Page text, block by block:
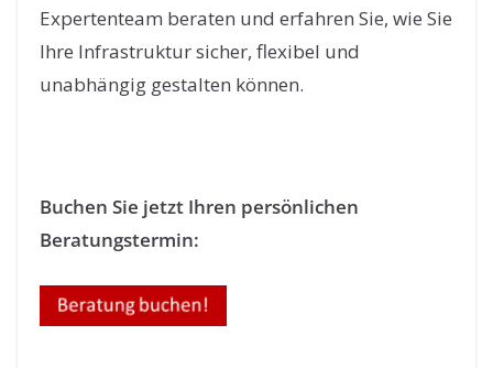
Expertenteam beraten und erfahren Sie, wie Sie
Ihre Infrastruktur sicher, flexibel und
unabhängig gestalten können.
Buchen Sie jetzt Ihren persönlichen
Beratungstermin: